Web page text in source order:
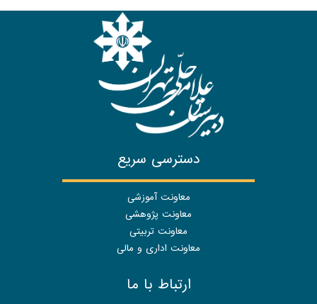
دسترسی سریع
معاونت آموزشی
معاونت پژوهشی
معاونت تربیتی
معاونت اداری و مالی
ارتباط با ما